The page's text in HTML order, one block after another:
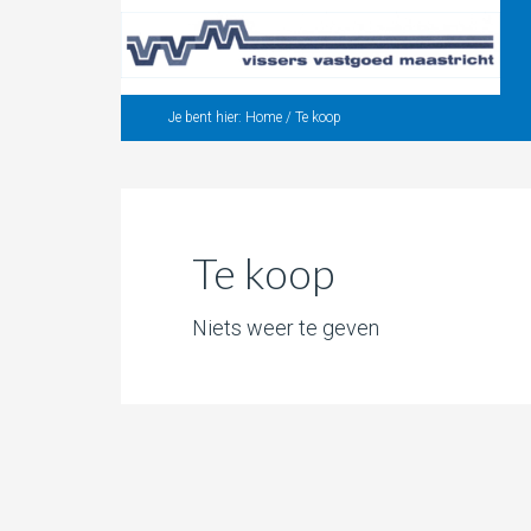
Je bent hier: Home / Te koop
Te koop
Niets weer te geven